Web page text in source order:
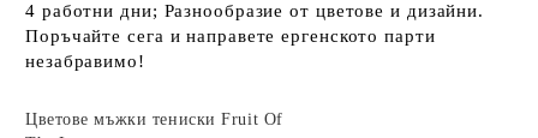
4 работни дни; Разнообразие от цветове и дизайни.
Поръчайте сега и направете ергенското парти
незабравимо!
Цветове мъжки тениски Fruit Of